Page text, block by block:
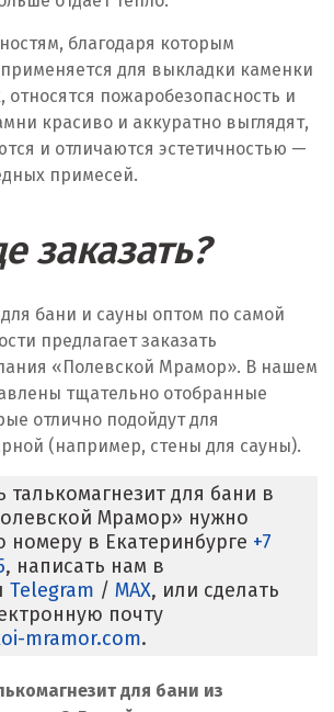
благодаря которым
для выкладки каменки
относятся пожаробезопасность и
красиво и аккуратно выглядят,
и отличаются эстетичностью —
примесей.
заказать?
бани и сауны оптом по самой
предлагает заказать
«Полевской Мрамор». В нашем
тщательно отобранные
отлично подойдут для
(например, стены для сауны).
талькомагнезит для бани в
Мрамор» нужно
номеру в Екатеринбурге +7
, написать нам в
Telegram / MAX, или сделать
почту
mramor.com.
для бани из